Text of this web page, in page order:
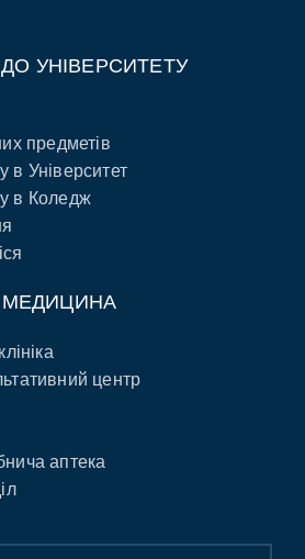
УНІВЕРСИТЕТУ
предметів
в Університет
в Коледж
МЕДИЦИНА
центр
аптека